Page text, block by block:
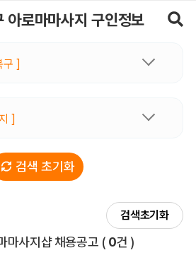
아로마마사지 구인정보
구 ]
]
검색 초기화
검색초기화
마사지샵 채용공고 전체 목록
( 0건 )